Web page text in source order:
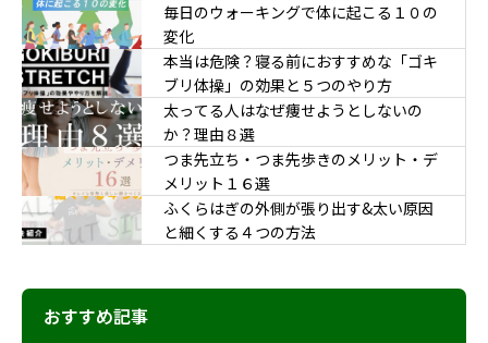
毎日のウォーキングで体に起こる１０の
変化
本当は危険？寝る前におすすめな「ゴキ
ブリ体操」の効果と５つのやり方
太ってる人はなぜ痩せようとしないの
か？理由８選
つま先立ち・つま先歩きのメリット・デ
メリット１６選
ふくらはぎの外側が張り出す&太い原因
と細くする４つの方法
おすすめ記事